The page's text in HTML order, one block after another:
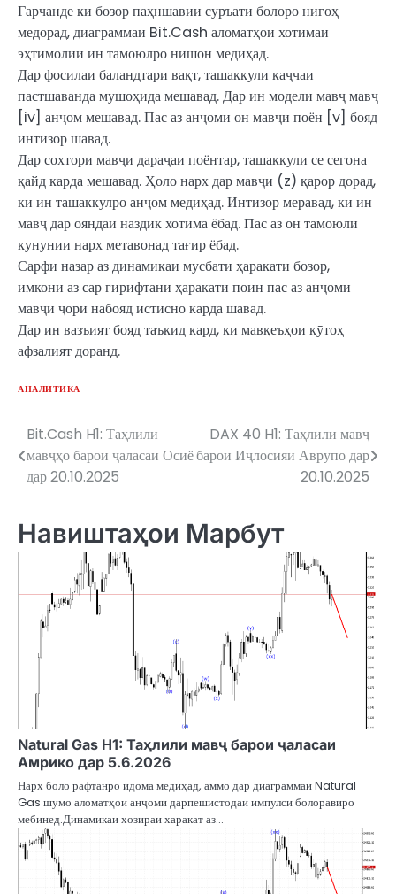
Гарчанде ки бозор паҳншавии суръати болоро нигоҳ
медорад, диаграммаи Bit.Cash аломатҳои хотимаи
эҳтимолии ин тамоюлро нишон медиҳад.
Дар фосилаи баландтари вақт, ташаккули каҷчаи
пастшаванда мушоҳида мешавад. Дар ин модели мавҷ мавҷ
[iv] анҷом мешавад. Пас аз анҷоми он мавҷи поён [v] бояд
интизор шавад.
Дар сохтори мавҷи дараҷаи поёнтар, ташаккули се сегона
қайд карда мешавад. Ҳоло нарх дар мавҷи (z) қарор дорад,
ки ин ташаккулро анҷом медиҳад. Интизор меравад, ки ин
мавҷ дар ояндаи наздик хотима ёбад. Пас аз он тамоюли
кунунии нарх метавонад тағир ёбад.
Сарфи назар аз динамикаи мусбати ҳаракати бозор,
имкони аз сар гирифтани ҳаракати поин пас аз анҷоми
мавҷи ҷорӣ набояд истисно карда шавад.
Дар ин вазъият бояд таъкид кард, ки мавқеъҳои кӯтоҳ
афзалият доранд.
АНАЛИТИКА
Post
navigation
Bit.Cash H1: Таҳлили
мавҷҳо барои ҷаласаи Осиё
дар 20.10.2025
DAX 40 H1: Таҳлили мавҷ
барои Иҷлосияи Аврупо дар
20.10.2025
Навиштаҳои Марбут
Natural Gas H1: Таҳлили мавҷ барои ҷаласаи
Амрико дар 5.6.2026
Нарх боло рафтанро идома медиҳад, аммо дар диаграммаи Natural
Gas шумо аломатҳои анҷоми дарпешистодаи импулси болоравиро
мебинед.Динамикаи хозираи харакат аз…